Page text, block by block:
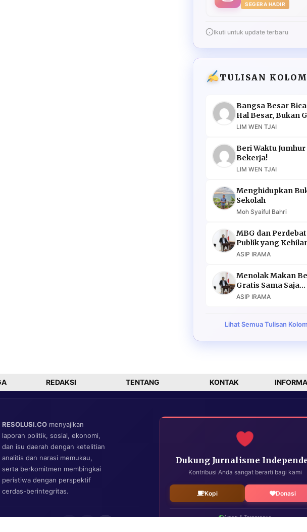
SEGERA HADIR
Ikuti untuk update terbaru
TULISAN KOLOM
Bangsa Besar
Hal Besar, Bukan
Murahan
LIM WEN TJAI
Beri Waktu Jumhur
Bekerja!
LIM WEN TJAI
Menghidupkan
Sekolah
Moh Syaiful Bahri
MBG dan
Publik yang
Argumen
ASIP IRAMA
Menolak Makan
Gratis Sama Saja
Menolak Masa
ASIP IRAMA
Lihat Semua Tulisan
REDAKSI TENTANG KONTAK
RESOLUSI.CO menyajikan
laporan politik, sosial, ekonomi,
dan isu daerah dengan ketelitian
analitis dan narasi memukau,
serta berkomitmen membingkai
peristiwa dengan perspektif
cerdas-berintegritas.
Dukung Jurnalisme
Kontribusi Anda sangat berarti bagi kami
Kopi Donasi
Aman & Terpercaya